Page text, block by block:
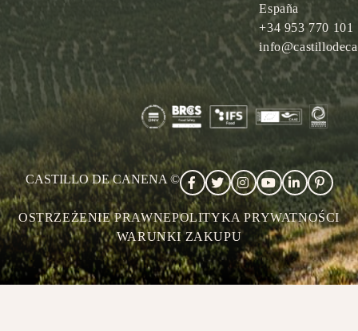
España
+34 953 770 101
CASTILLO DE CANENA ©
OSTRZEŻENIE PRAWNEPOLITYKA PRYWATNOŚCI
WARUNKI ZAKUPU